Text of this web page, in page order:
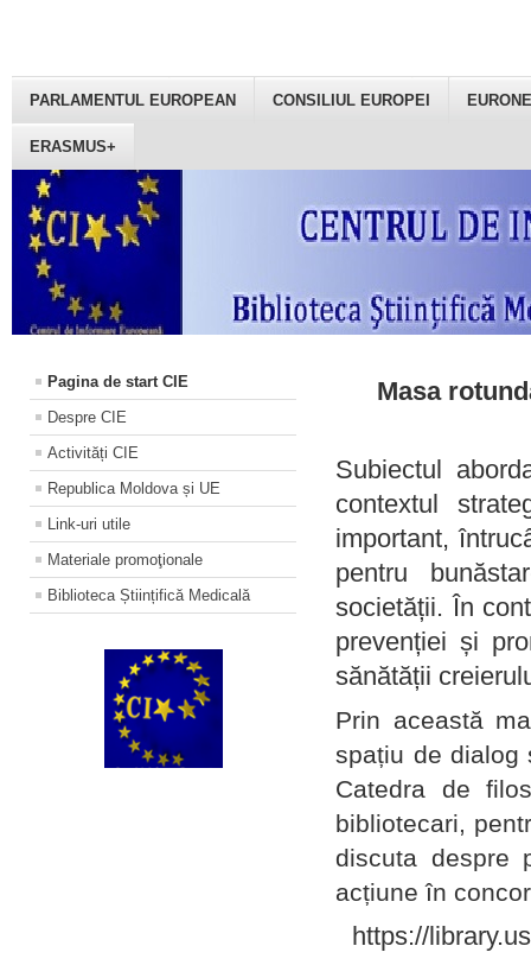
PARLAMENTUL EUROPEAN CONSILIUL EUROPEI
ERASMUS+
Pagina de start CIE
Despre CIE
Activități CIE
Republica Moldova și UE
Link-uri utile
Materiale promoţionale
Biblioteca Științifică Medicală
Masa
Subiectul
contextul
important,
pentru
societății. În
prevenției și
sănătății
Prin această
spațiu de dialog
Catedra de
bibliotecari,
discuta despre
acțiune în
https://